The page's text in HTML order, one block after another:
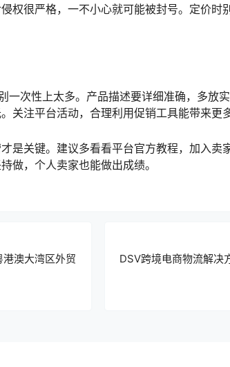
权很严格，一不小心就可能被封号。定价时
一次性上太多。产品描述要详细准确，多放
关注平台活动，合理利用促销工具能带来更多
是关键。建议多看看平台官方教程，加入卖
做，个人卖家也能做出成绩。
澳大湾区外贸
DSV跨境电商物流解决